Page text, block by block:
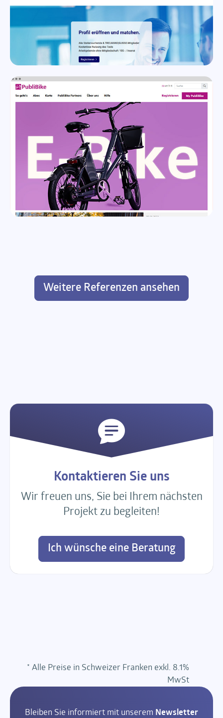
Weitere Referenzen ansehen
Kontaktieren Sie uns
Wir freuen uns, Sie bei Ihrem nächsten
Projekt zu begleiten!
Ich wünsche eine Beratung
* Alle Preise in Schweizer Franken exkl. 8.1%
MwSt
Bleiben Sie informiert mit unserem Newsletter